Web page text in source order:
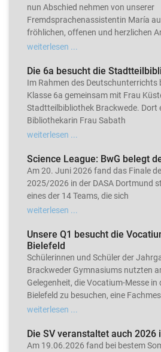
nun Abschied nehmen von unserer
Fremdsprachenassistentin María
fröhlichen, offenen und herzlichen
weiterlesen ...
Die 6a besucht die
Im Rahmen des Deutschunterrichts
Klasse 6a gemeinsam mit Frau
Stadtteilbibliothek Brackwede. Dort
Bibliothekarin Frau Sabath
weiterlesen ...
Science League: BwG belegt
Am 20. Juni 2026 fand das Finale
2025/2026 in der DASA Dortmund
eines der 14 Teams, die sich
weiterlesen ...
Unsere Q1 besucht die
Bielefeld
Schülerinnen und Schüler der
Brackweder Gymnasiums nutzten
Gelegenheit, die Vocatium-Messe in
Bielefeld zu besuchen, eine
weiterlesen ...
Die SV veranstaltet auch
Am 19.06.2026 fand bei bestem